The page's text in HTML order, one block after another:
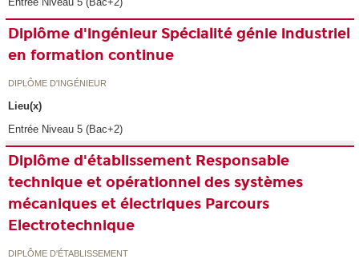
Diplôme d'ingénieur Spécialité génie industriel
en formation continue
DIPLÔME D'INGÉNIEUR
Lieu(x)
Entrée Niveau 5 (Bac+2)
Diplôme d'établissement Responsable
technique et opérationnel des systèmes
mécaniques et électriques Parcours
Electrotechnique
DIPLÔME D'ÉTABLISSEMENT